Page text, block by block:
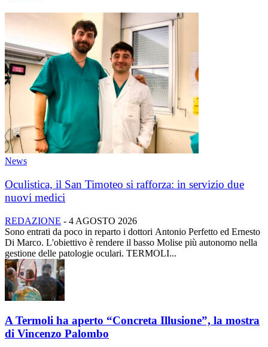
News
Oculistica, il San Timoteo si rafforza: in servizio due
nuovi medici
REDAZIONE - 4 AGOSTO 2026
Sono entrati da poco in reparto i dottori Antonio Perfetto ed Ernesto
Di Marco. L'obiettivo è rendere il basso Molise più autonomo nella
gestione delle patologie oculari. TERMOLI...
A Termoli ha aperto “Concreta Illusione”, la mostra
di Vincenzo Palombo